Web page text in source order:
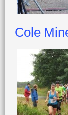
Cole